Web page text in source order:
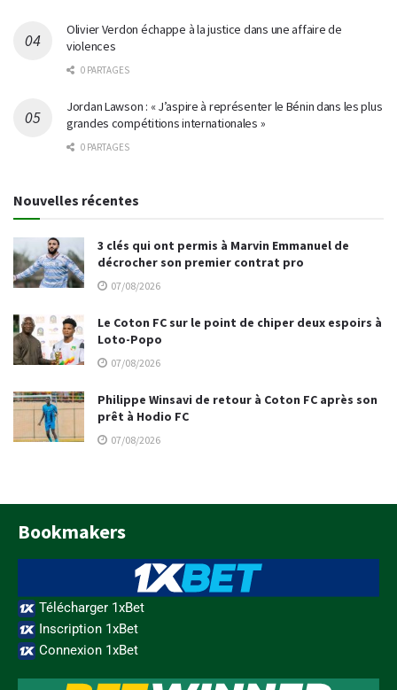
Olivier Verdon échappe à la justice dans une affaire de
violences
0 PARTAGES
Jordan Lawson : « J’aspire à représenter le Bénin dans les plus
grandes compétitions internationales »
0 PARTAGES
Nouvelles récentes
3 clés qui ont permis à Marvin Emmanuel de
décrocher son premier contrat pro
07/08/2026
Le Coton FC sur le point de chiper deux espoirs à
Loto-Popo
07/08/2026
Philippe Winsavi de retour à Coton FC après son
prêt à Hodio FC
07/08/2026
Bookmakers
Télécharger 1xBet
Inscription 1xBet
Connexion 1xBet